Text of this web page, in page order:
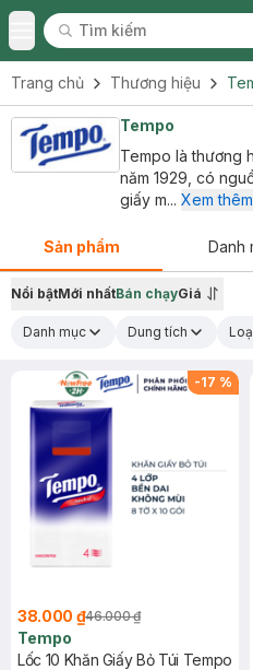
Toggle Menu
Tìm kiếm
Tìm kiếm
Trang chủ Thương hiệu
Tempo
Tempo là thương
năm 1929, có
giấy m... Xem thêm
Sản phẩm Danh
Nổi bậtMới nhấtBán chạyGiá
Danh mục Dung tích
-17 %
38.000 ₫46.000 ₫
Tempo
Lốc 10 Khăn Giấy Bỏ Túi Tempo